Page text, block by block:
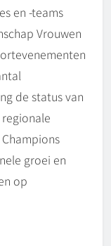
en -teams
Vrouwen
de status van
groei en
op